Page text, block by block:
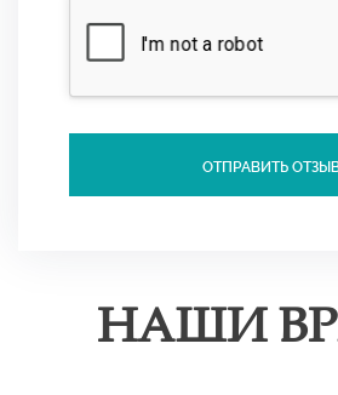
ОТПРАВИТЬ
НАШИ